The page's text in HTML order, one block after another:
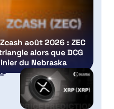
août 2026 : ZEC
alors que DCG
du Nebraska